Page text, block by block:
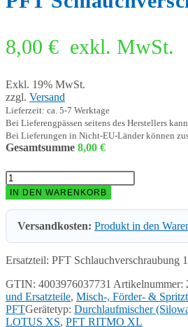
8,00 € exkl. MwSt.
Exkl. 19% MwSt.
zzgl. Versand
Lieferzeit: ca. 5-7 Werktage
Bei Lieferengpässen seitens des Herstellers
Bei Lieferungen in Nicht-EU-Länder können
Gesamtsumme 8,00 €
PFT
Schlauchverschraubung
1/2"
AG
Tülle
3/4
Menge
IN DEN WARENKORB
Versandkosten: Produkt in den
Ersatzteil: PFT Schlauchverschraubung
GTIN: 4003976037731 Artikelnummer:
und Ersatzteile, Misch-, Förder- &
PFTGerätetyp: Durchlaufmischer
LOTUS XS, PFT RITMO XL